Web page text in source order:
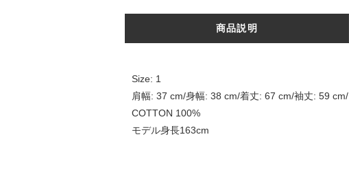
商品説明
Size: 1
肩幅: 37 cm/身幅: 38 cm/着丈: 67 cm/袖丈: 59 cm/
COTTON 100%
モデル身長163cm